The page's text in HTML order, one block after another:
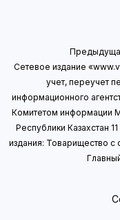
Сетевое издание
учет, переучет
информационного
Комитетом информации
Республики Казахстан
издания: Товарищество с